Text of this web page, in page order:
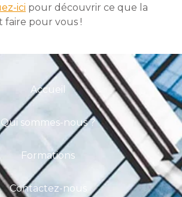
ici pour découvrir ce que la
faire pour vous !
Accueil
Qui sommes-nous ?
Formations
Contactez-nous